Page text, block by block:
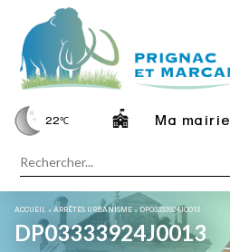
22℃ Ma mairie
ACCUEIL »ARRÊTÉS URBANISME»DP03333924J0013
DP03333924J0013